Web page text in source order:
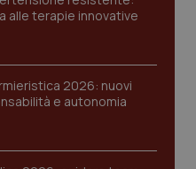
alle terapie innovative
2026: nuovi
e autonomia